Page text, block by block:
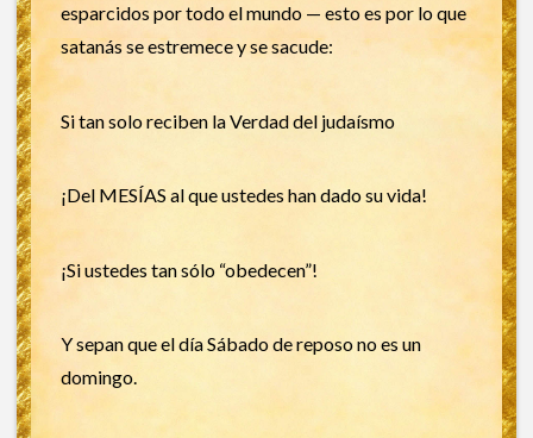
esparcidos por todo el mundo — esto es por lo que
satanás se estremece y se sacude:
Si tan solo reciben la Verdad del judaísmo
¡Del MESÍAS al que ustedes han dado su vida!
¡Si ustedes tan sólo “obedecen”!
Y sepan que el día Sábado de reposo no es un
domingo.